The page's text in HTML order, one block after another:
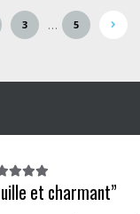
3 … 5
et charmant”